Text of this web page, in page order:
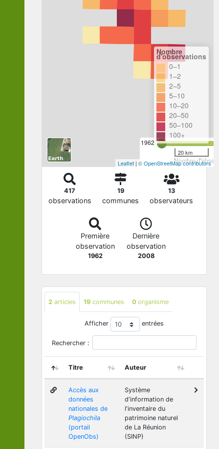
1962
Nombre
Nombre
d'observations
0–1
1–2
2–5
5–10
10–20
20–50
50–100
100+
20 km
Leaflet | © OpenStreetMap contributors
417
observations
19
communes
13
observateurs
Première
observation
1962
Dernière
observation
2008
2 articles 19 communes 0 organisme
Afficher entrées
Rechercher :
Titre Auteur
Accès aux
données
nationales de
Plagiochila
(portail
OpenObs)
Système
d'information de
l'inventaire du
patrimoine naturel
de La Réunion
(SINP)